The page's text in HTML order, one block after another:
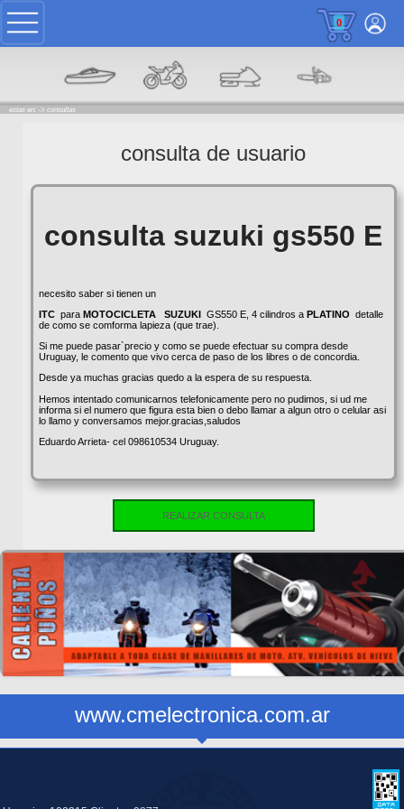
0
estas en: -> consultas
consulta de usuario
consulta suzuki gs550 E
necesito saber si tienen un
ITCpara MOTOCICLETA SUZUKIGS550 E, 4 cilindros a PLATINO detalle
de como se comforma lapieza (que trae).
Si me puede pasar`precio y como se puede efectuar su compra desde
Uruguay, le comento que vivo cerca de paso de los libres o de concordia.
Desde ya muchas gracias quedo a la espera de su respuesta.
Hemos intentado comunicarnos telefonicamente pero no pudimos, si ud me
informa si el numero que figura esta bien o debo llamar a algun otro o celular asi
lo llamo y conversamos mejor.gracias,saludos
Eduardo Arrieta- cel 098610534 Uruguay.
REALIZAR CONSULTA
www.cmelectronica.com.ar